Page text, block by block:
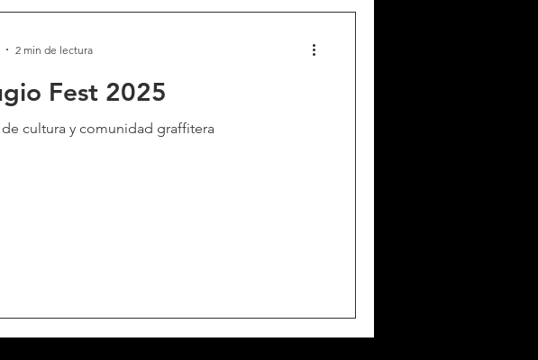
Fest 2025
de cultura y comunidad graffitera
2 min de lectura